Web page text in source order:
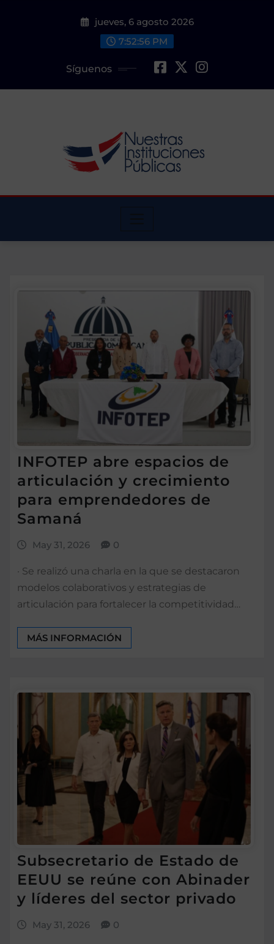
jueves, 6 agosto 2026
7:52:57 PM
Síguenos
INFOTEP abre espacios de
articulación y crecimiento
para emprendedores de
Samaná
May 31, 2026 0
· Se realizó una charla en la que se destacaron
modelos colaborativos y estrategias de
articulación para fortalecer la competitividad…
MÁS INFORMACIÓN
Subsecretario de Estado de
EEUU se reúne con Abinader
y líderes del sector privado
May 31, 2026 0